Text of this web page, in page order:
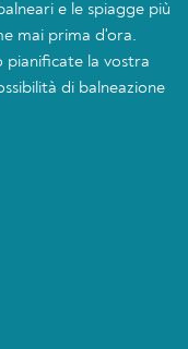
e le spiagge più
mai prima d'ora.
pianificate la vostra
di balneazione